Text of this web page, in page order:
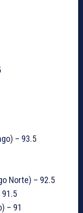
– 93.5
Norte) – 92.5
91.5
– 91